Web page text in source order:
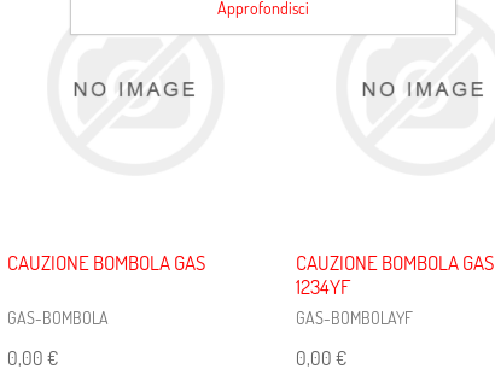
CAUZIONE BOMBOLA GAS
GAS-BOMBOLA
0,00 €
CAUZIONE BOMBOLA GAS
1234YF
GAS-BOMBOLAYF
0,00 €
Approfondisci